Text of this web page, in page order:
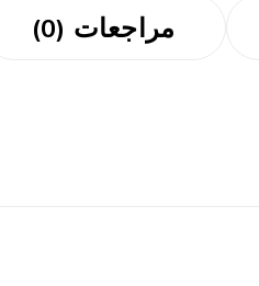
مراجعات (0)